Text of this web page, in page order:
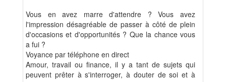
Vous en avez marre d'attendre ? Vous avez
l'impression désagréable de passer à côté de plein
d'occasions et d'opportunités ? Que la chance vous
a fui ?
Voyance par téléphone en direct
Amour, travail ou finance, il y a tant de sujets qui
peuvent prêter à s'interroger, à douter de soi et à